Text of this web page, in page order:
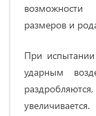
размеров и
При испытании
ударным
увеличивается.